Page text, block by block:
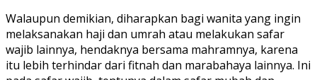
Walaupun demikian, diharapkan bagi wanita yang ingin
melaksanakan haji dan umrah atau melakukan safar
wajib lainnya, hendaknya bersama mahramnya, karena
itu lebih terhindar dari fitnah dan marabahaya lainnya. Ini